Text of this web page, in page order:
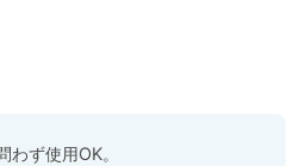
ず使用OK。